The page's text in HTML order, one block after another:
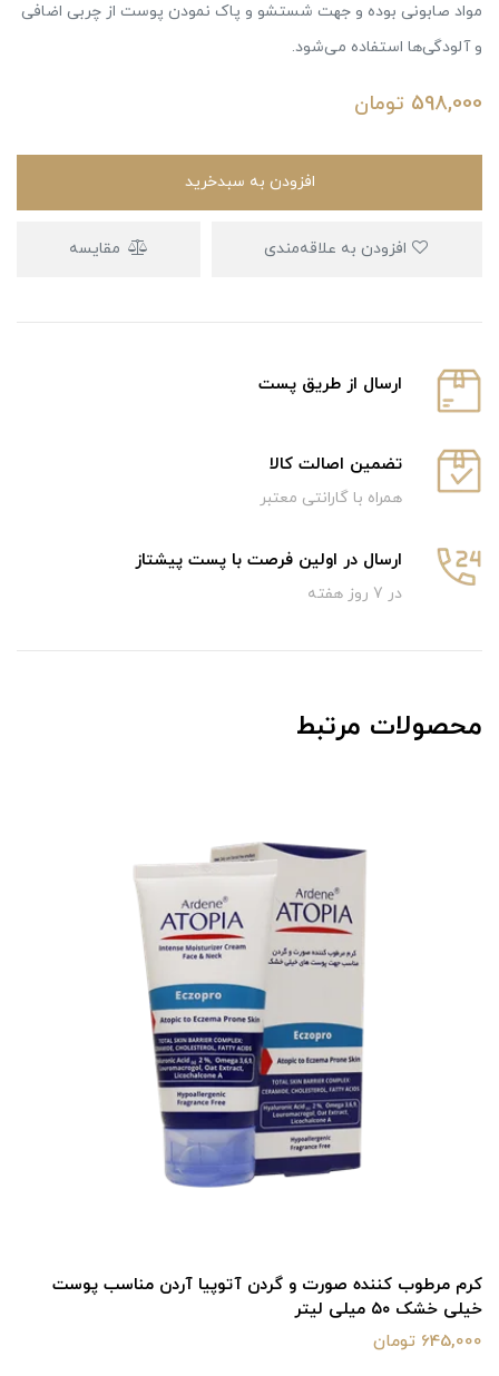
مواد صابونی بوده و جهت شستشو و پاک نمودن پوست از چربی اضافی
و آلودگی‌ها استفاده می‌شود.
598,000 تومان
افزودن به سبدخرید
مقایسه
ارسال از طریق پست
تضمین اصالت کالا
همراه با گارانتی معتبر
ارسال در اولین فرصت با پست پیشتاز
در 7 روز هفته
محصولات مرتبط
کرم مرطوب کننده صورت و گردن آتوپیا آردن مناسب پوست
خیلی خشک ۵۰ میلی لیتر
645,000 تومان